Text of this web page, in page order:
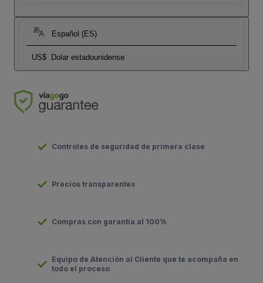
Español (ES)
US$ Dolar estadounidense
Controles de seguridad de primera clase
Precios transparentes
Compras con garantía al 100%
Equipo de Atención al Cliente que te acompaña en
todo el proceso